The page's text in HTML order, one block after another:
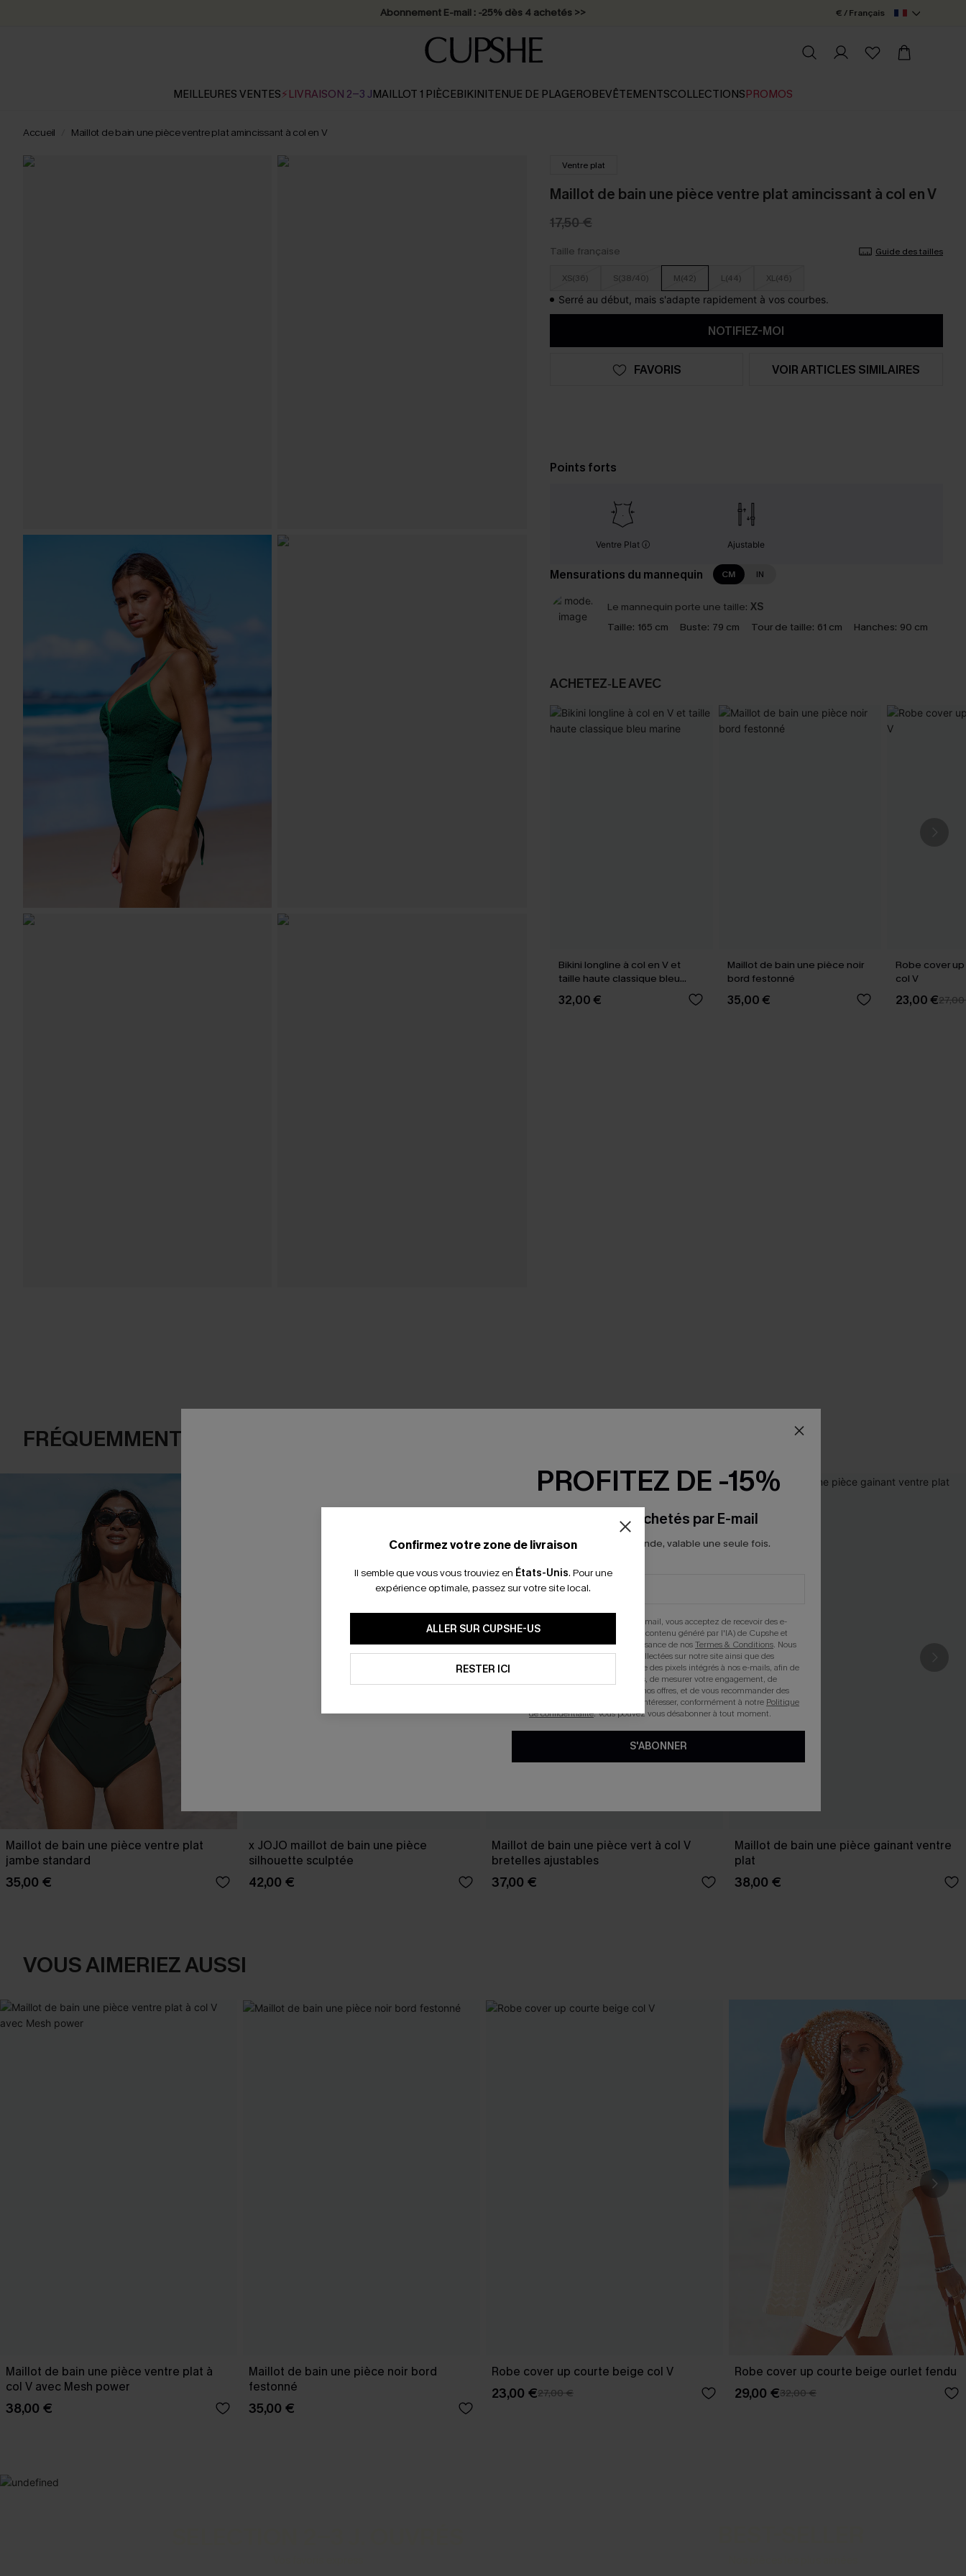
Abonnement E-mail : -25% dès 4 achetés >> € / Français
MEILLEURES VENTES⚡LIVRAISON 2-3 JMAILLOT 1 PIÈCEBIKINITENUE DE PLAGEROBEVÊTEMENTSCOLLECTIONSPROMOS
Accueil Maillot de bain une pièce ventre plat amincissant à col en V
Ventre plat
Maillot de bain une pièce ventre plat amincissant à col en V
17,50 €
Taille française Guide des tailles
XS(36) S(38/40) M(42) L(44) XL(46)
Serré au début, mais s'adapte rapidement à vos courbes.
NOTIFIEZ-MOI
FAVORIS VOIR ARTICLES SIMILAIRES
Points forts
Ventre Plat Ajustable
Mensurations du mannequin CM IN
Le mannequin porte une taille: XS
Taille: 165 cm Buste: 79 cm Tour de taille: 61 cm Hanches: 90 cm
ACHETEZ‑LE AVEC
Bikini longline à col en V et
taille haute classique bleu
marine
32,00 €
Maillot de bain une pièce noir
bord festonné
35,00 €
Robe cover
col V
23,00 €
FRÉQUEMMENT ACHETÉS ENSEMBLE
Maillot de bain une pièce ventre plat
jambe standard
35,00 €
x JOJO maillot de bain une pièce
silhouette sculptée
42,00 €
Maillot de bain une pièce vert à col V
bretelles ajustables
37,00 €
Maillot de bain une pièce gainant ventre
plat
38,00 €
VOUS AIMERIEZ AUSSI
Maillot de bain une pièce ventre plat à
col V avec Mesh power
38,00 €
Maillot de bain une pièce noir bord
festonné
35,00 €
Robe cover up courte beige col V
23,00 €27,00 €
Robe cover up courte beige ourlet fendu
29,00 €32,00 €
Confirmez votre zone de livraison
Il semble que vous vous trouviez en États-Unis. Pour une
expérience optimale, passez sur votre site local.
ALLER SUR CUPSHE-US
RESTER ICI
PROFITEZ DE -15%
-15% dès 2 Achetés par E-mail
*Un code par commande, valable une seule fois.
En soumettant votre adresse e-mail, vous acceptez de recevoir des e-
mails marketing (y compris du contenu généré par l'IA) de Cupshe et
reconnaissez avoir pris connaissance de nosTermes & Conditions. Nous
pouvons utiliser les données collectées sur notre site ainsi que des
technologies de suivi, telles que des pixels intégrés à nos e-mails, afin de
savoir si ceux-ci ont été ouverts, de mesurer votre engagement, de
personnaliser nos contenus et nos offres, et de vous recommander des
produits susceptibles de vous intéresser, conformément à notre Politique
de confidentialité. Vous pouvez vous désabonner à tout moment.
S'ABONNER